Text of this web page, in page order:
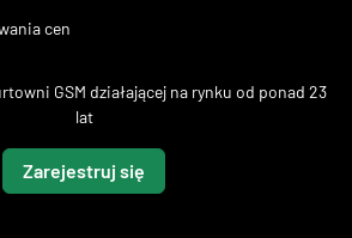
cen
GSM działającej na rynku od ponad 23
lat
Zarejestruj się